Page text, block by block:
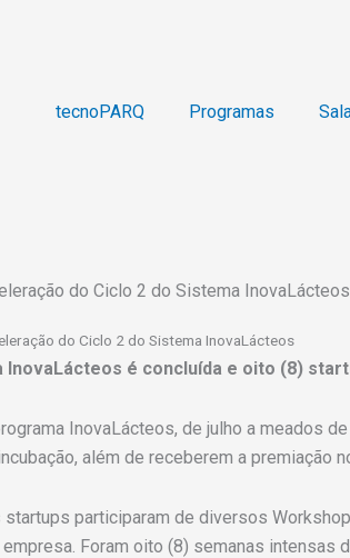
tecnoPARQ Programas
do Ciclo 2 do Sistema InovaLácteos
do Ciclo 2 do Sistema InovaLácteos
é concluída e oito (8)
InovaLácteos, de julho a meados
além de receberem a premiação
participaram de diversos
Foram oito (8) semanas